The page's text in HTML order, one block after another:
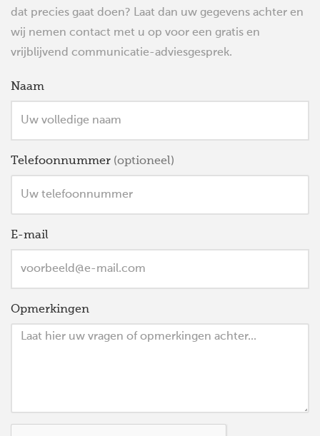
dat precies gaat doen? Laat dan uw gegevens achter en
wij nemen contact met u op voor een gratis en
vrijblijvend communicatie-adviesgesprek.
Naam
Telefoonnummer (optioneel)
E-mail
Opmerkingen